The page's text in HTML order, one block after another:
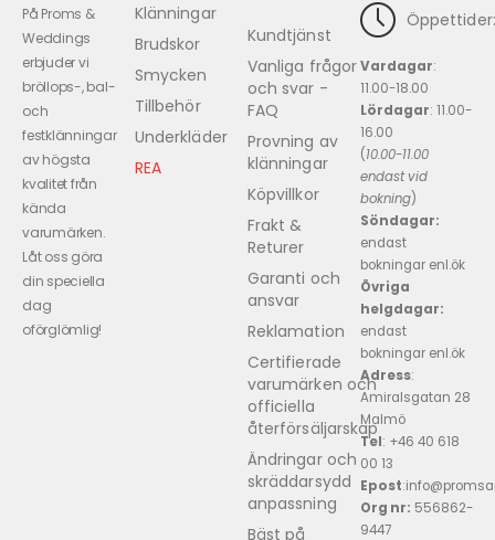
På Proms &
Weddings
erbjuder vi
bröllops-, bal-
och
festklänningar
av högsta
kvalitet från
kända
varumärken.
Låt oss göra
din speciella
dag
oförglömlig!
Öppettider:
Vardagar:
11.00-18.00
Lördagar: 11.00-
16.00
(10.00-11.00
endast vid
bokning)
Söndagar:
endast
bokningar enl.ök
Övriga
helgdagar:
endast
bokningar enl.ök
Adress:
Amiralsgatan 28
Malmö
Tel: +46 40 618 ​
00 13
Epost
Org nr: 556862-
9447
Kundtjänst
Vanliga frågor
och svar -
FAQ
Provning av
klänningar
Köpvillkor
Frakt &
Returer
Garanti och
ansvar
Reklamation
Certifierade
varumärken och
officiella
återförsäljarskap
Ändringar och
skräddarsydd
anpassning
Bäst på
Klänningar
Brudskor
Smycken
Tillbehör
Underkläder
REA